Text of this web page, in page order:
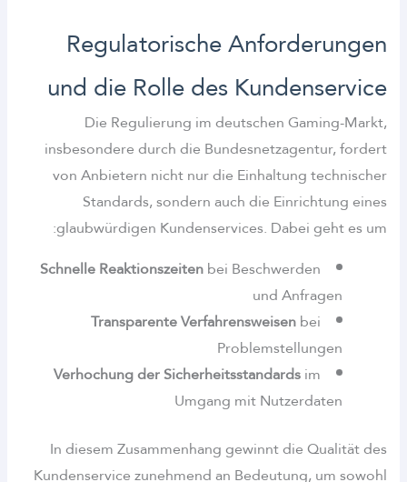
Regulatorische Anforderungen
und die Rolle des Kundenservice
Die Regulierung im deutschen Gaming-Markt,
insbesondere durch die Bundesnetzagentur, fordert
von Anbietern nicht nur die Einhaltung technischer
Standards, sondern auch die Einrichtung eines
glaubwürdigen Kundenservices. Dabei geht es um:
Schnelle Reaktionszeitenbei Beschwerden
und Anfragen
Transparente Verfahrensweisenbei
Problemstellungen
Verhochung der Sicherheitsstandardsim
Umgang mit Nutzerdaten
In diesem Zusammenhang gewinnt die Qualität des
Kundenservice zunehmend an Bedeutung, um sowohl